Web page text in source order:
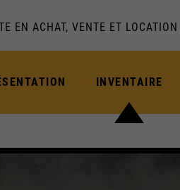
EN ACHAT, VENTE ET
INVENTAIRE